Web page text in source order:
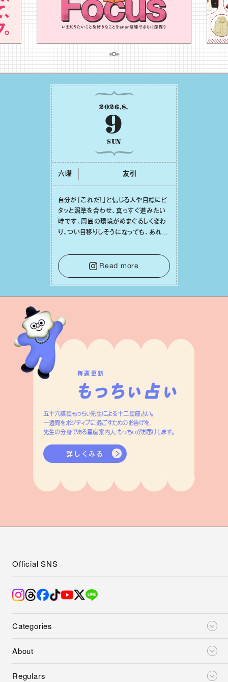
2026.8.
9
SUN
六曜 友引
⾃分が「これだ！」と信じる⼈や⽬標にピ
タッと照準を合わせ、真っすぐ進みたい
時です。周囲の環境がめまぐるしく変わ
り、つい⽬移りしそうになっても、あれこ
をそっと⼿放し、⽬の前のことに集中しま
しょう。そのブレない決意が、あなたにと
って有意義で安定した成果を引き寄せま
す。
Read more
毎週更新
五十六謀星もっちぃ先生による十二星座占い。
一週間をポジティブに過ごすためのお告げを、
先生の分身である星座案内人・もっちぃがお届けします。
詳しくみる
Categories
About
Regulars
Official SNS